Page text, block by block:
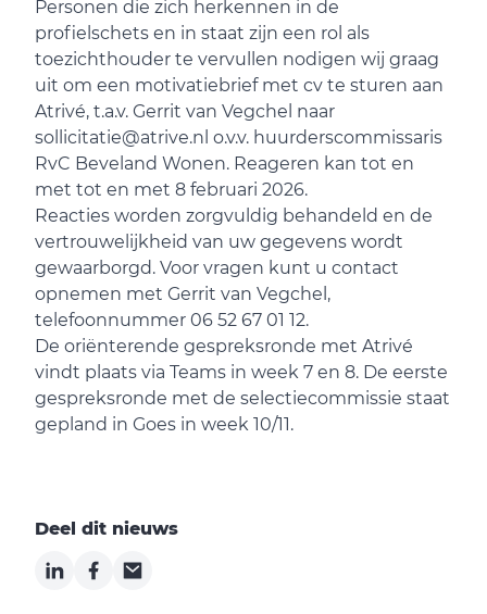
Personen die zich herkennen in de
profielschets en in staat zijn een rol als
toezichthouder te vervullen nodigen wij graag
uit om een motivatiebrief met cv te sturen aan
Atrivé, t.a.v. Gerrit van Vegchel naar
sollicitatie@atrive.nl o.v.v. huurderscommissaris
RvC Beveland Wonen. Reageren kan tot en
met tot en met 8 februari 2026.
Reacties worden zorgvuldig behandeld en de
vertrouwelijkheid van uw gegevens wordt
gewaarborgd. Voor vragen kunt u contact
opnemen met Gerrit van Vegchel,
telefoonnummer 06 52 67 01 12.
De oriënterende gespreksronde met Atrivé
vindt plaats via Teams in week 7 en 8. De eerste
gespreksronde met de selectiecommissie staat
gepland in Goes in week 10/11.
Deel dit nieuws
LinkedInFacebook
Email